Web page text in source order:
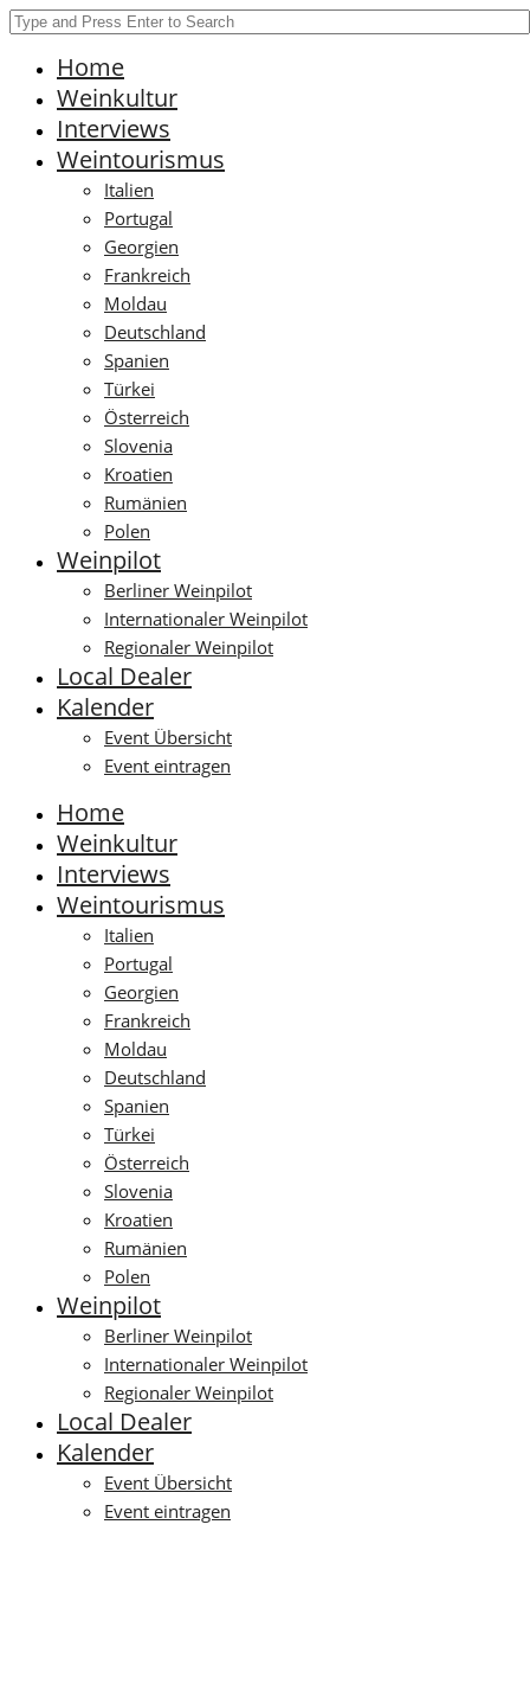
Home
Weinkultur
Interviews
Weintourismus
Italien
Portugal
Georgien
Frankreich
Moldau
Deutschland
Spanien
Türkei
Österreich
Slovenia
Kroatien
Rumänien
Polen
Weinpilot
Berliner Weinpilot
Internationaler Weinpilot
Regionaler Weinpilot
Local Dealer
Kalender
Event Übersicht
Event eintragen
Home
Weinkultur
Interviews
Weintourismus
Italien
Portugal
Georgien
Frankreich
Moldau
Deutschland
Spanien
Türkei
Österreich
Slovenia
Kroatien
Rumänien
Polen
Weinpilot
Berliner Weinpilot
Internationaler Weinpilot
Regionaler Weinpilot
Local Dealer
Kalender
Event Übersicht
Event eintragen